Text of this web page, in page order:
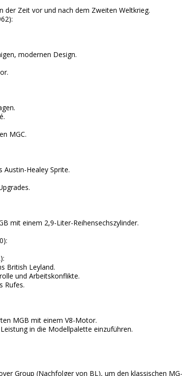
Zeit vor und nach dem Zweiten Weltkrieg.
modernen Design.
MGC.
Healey Sprite.
mit einem 2,9-Liter-Reihensechszylinder.
British Leyland.
und Arbeitskonflikte.
Rufes.
MGB mit einem V8-Motor.
in die Modellpalette einzuführen.
Group (Nachfolger von BL), um den klassischen